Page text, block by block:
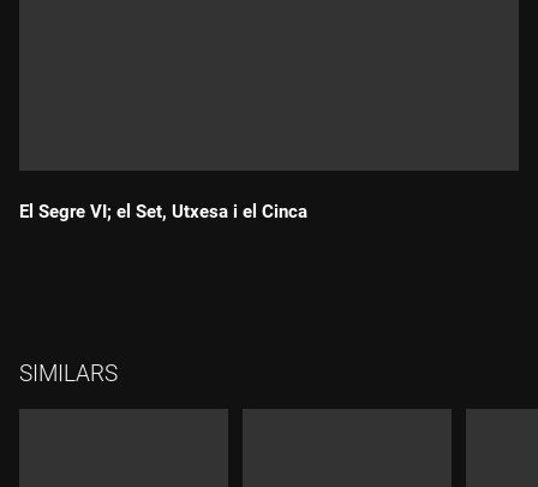
El Segre VI; el Set, Utxesa i el Cinca
SIMILARS